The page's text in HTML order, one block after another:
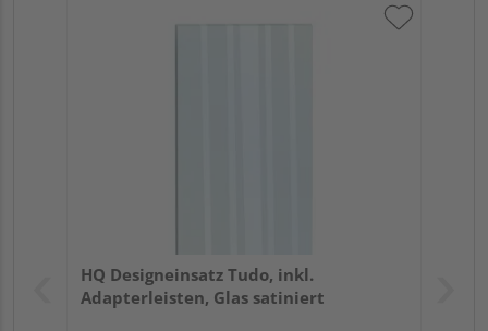
HQ Designeinsatz Tudo, inkl.
Adapterleisten, Glas satiniert